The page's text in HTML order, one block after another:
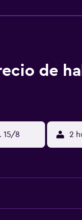
de
15/8 2